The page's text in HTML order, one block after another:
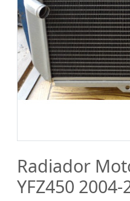
Radiador
YFZ450 2004-